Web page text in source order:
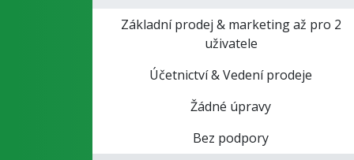
Základní prodej & marketing až pro 2
uživatele
Účetnictví & Vedení prodeje
Žádné úpravy
Bez podpory